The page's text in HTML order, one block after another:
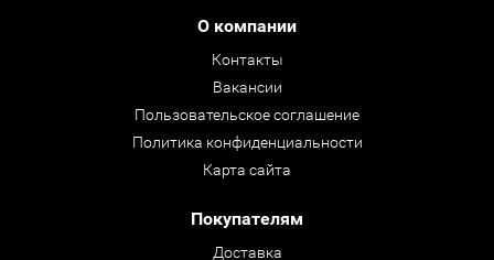
О компании
Контакты
Вакансии
Пользовательское соглашение
Политика конфиденциальности
Карта сайта
Покупателям
Доставка